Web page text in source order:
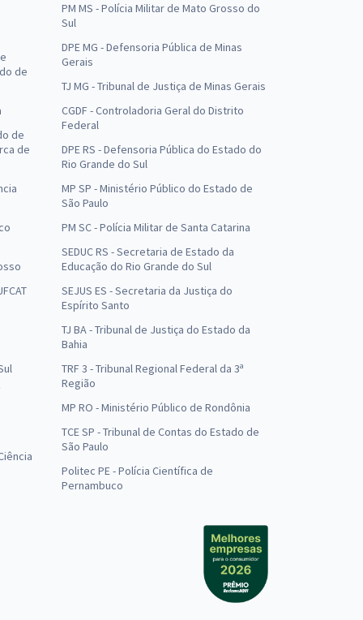
de
de
de
PM MS - Polícia Militar de Mato Grosso do
Sul
DPE MG - Defensoria Pública de Minas
Gerais
TJ MG - Tribunal de Justiça de Minas Gerais
CGDF - Controladoria Geral do Distrito
Federal
DPE RS - Defensoria Pública do Estado do
Rio Grande do Sul
MP SP - Ministério Público do Estado de
São Paulo
PM SC - Polícia Militar de Santa Catarina
SEDUC RS - Secretaria de Estado da
Educação do Rio Grande do Sul
SEJUS ES - Secretaria da Justiça do
Espírito Santo
TJ BA - Tribunal de Justiça do Estado da
Bahia
TRF 3 - Tribunal Regional Federal da 3ª
Região
MP RO - Ministério Público de Rondônia
TCE SP - Tribunal de Contas do Estado de
São Paulo
Politec PE - Polícia Científica de
Pernambuco